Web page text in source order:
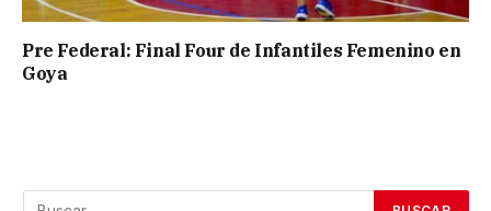
Pre Federal: Final Four de Infantiles Femenino en
Goya